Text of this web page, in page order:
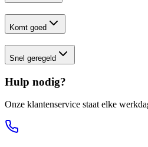
Komt goed
Snel geregeld
Hulp nodig?
Onze klantenservice staat elke